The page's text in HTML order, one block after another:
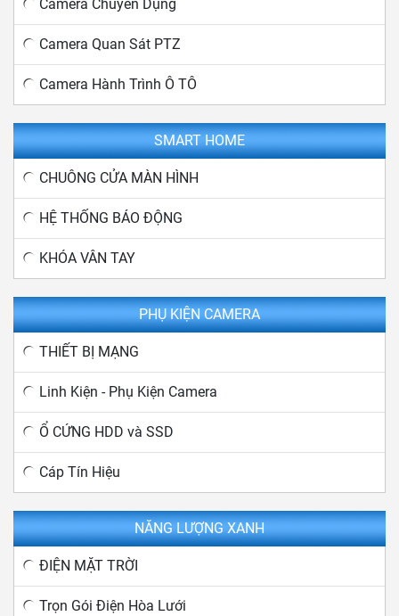
Camera Chuyên Dụng
Camera Quan Sát PTZ
Camera Hành Trình Ô TÔ
SMART HOME
CHUÔNG CỬA MÀN HÌNH
HỆ THỐNG BÁO ĐỘNG
KHÓA VÂN TAY
PHỤ KIỆN CAMERA
THIẾT BỊ MẠNG
Linh Kiện - Phụ Kiện Camera
Ổ CỨNG HDD và SSD
Cáp Tín Hiệu
NĂNG LƯỢNG XANH
ĐIỆN MẶT TRỜI
Trọn Gói Điện Hòa Lưới